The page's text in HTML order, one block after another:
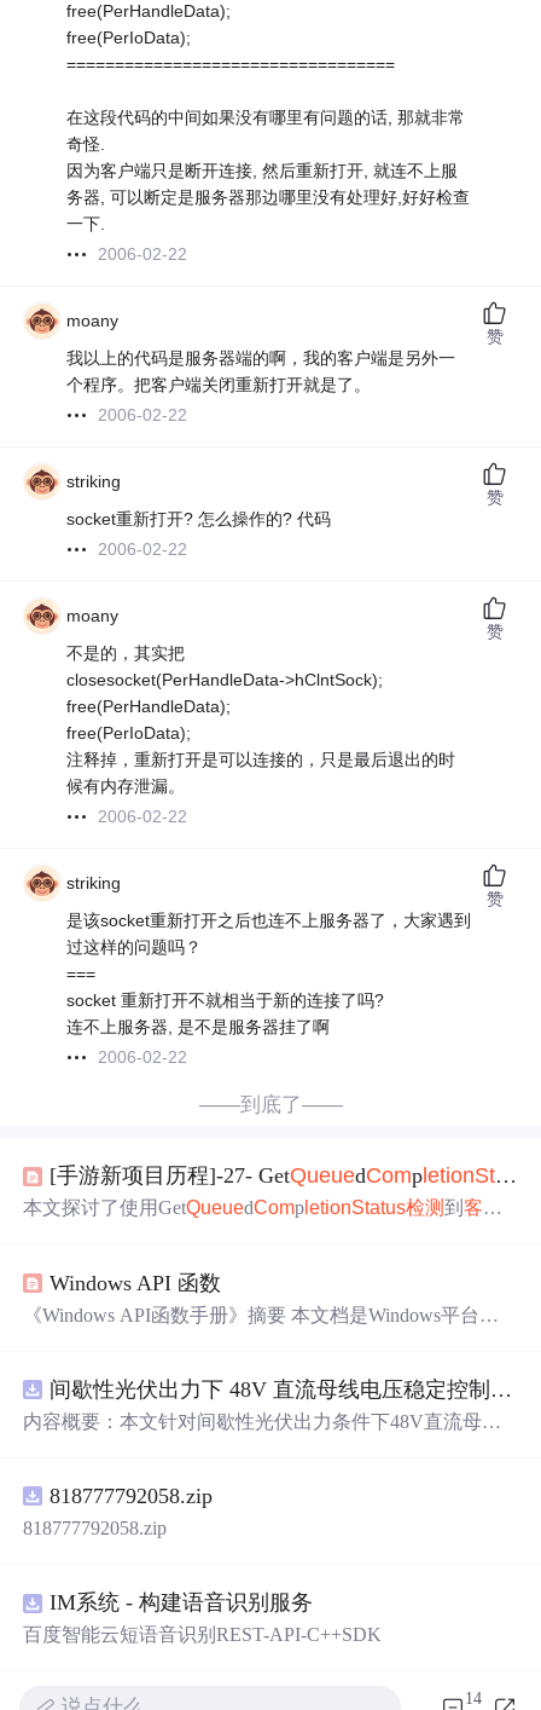
free(PerHandleData);
free(PerIoData);
==================================
在这段代码的中间如果没有哪里有问题的话, 那就非常
奇怪.
因为客户端只是断开连接, 然后重新打开, 就连不上服
务器, 可以断定是服务器那边哪里没有处理好,好好检查
一下.
2006-02-22
moany
我以上的代码是服务器端的啊，我的客户端是另外一
个程序。把客户端关闭重新打开就是了。
2006-02-22
赞
striking
socket重新打开? 怎么操作的? 代码
2006-02-22
赞
moany
不是的，其实把
closesocket(PerHandleData->hClntSock);
free(PerHandleData);
free(PerIoData);
注释掉，重新打开是可以连接的，只是最后退出的时
候有内存泄漏。
2006-02-22
赞
striking
是该socket重新打开之后也连不上服务器了，大家遇到
过这样的问题吗？
===
socket 重新打开不就相当于新的连接了吗?
连不上服务器, 是不是服务器挂了啊
2006-02-22
赞
——到底了——
[手游新项目历程]-27- GetQueuedComp letionStatus
本文探讨了使用GetQueuedComp letionStatus检测到客户
Windows API 函数
《Windows API函数手册》摘要 本文档是Windows平台开
大功能模块。手册采用结构化编排，主要特点包括： 编码
规范 详细区分多字节(char)与宽字符(wchar_t)编码体系 提
创建：完整展示从注册类到消息循环的窗口生命周期 文件
操作：覆盖CreateFile/ReadF
间歇性光伏出力下 48V 直流母线电压稳定控制及储能双向充放电闭环调控体系研究（Simulink仿真实现）
内容概要：本文针对间歇性光伏出力条件下48V直流母线
含光伏阵列、Boost型DC-DC变换器、双向DC-DC变换器
与锂离子电池储能系统的完整拓扑结构，结合光伏最大功
架构，集成电压外环与电流内环双闭环控制策略，确保在
光照强度波动、负载突变等动态工况下维持母线电压稳
定。在Simulink环境中搭建全系统仿真模型，验证了控制策
在无外部电网支撑下的自主运行能力和电能质量水平。; 适
818777792058.zip
818777792058.zip
IM系统 - 构建语音识别服务
百度智能云短语音识别REST-API-C++SDK
14